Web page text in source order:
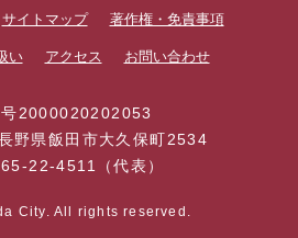
サイトマップ 著作権・免責事項
い アクセス お問い合わせ
号2000020202053
野県飯田市大久保町2534
22-4511（代表）
City. All rights reserved.